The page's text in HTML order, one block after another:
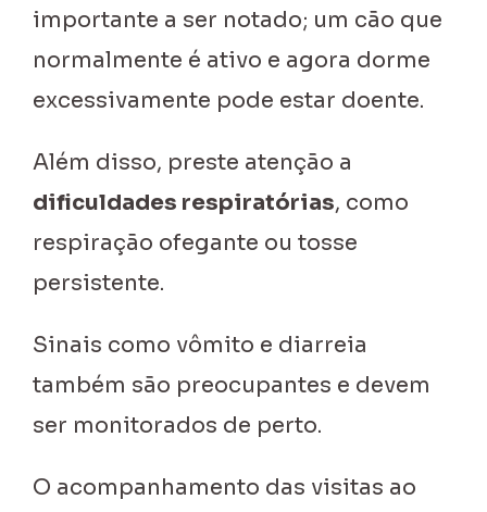
importante a ser notado; um cão que
normalmente é ativo e agora dorme
excessivamente pode estar doente.
Além disso, preste atenção a
dificuldades respiratórias, como
respiração ofegante ou tosse
persistente.
Sinais como vômito e diarreia
também são preocupantes e devem
ser monitorados de perto.
O acompanhamento das visitas ao